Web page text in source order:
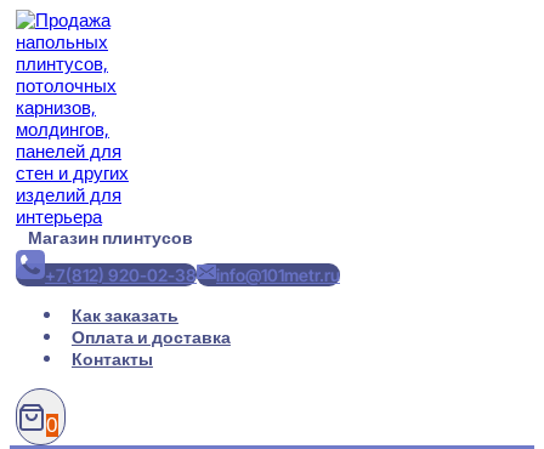
Перейти
содержимому
Магазин плинтусов
+7(812) 920-02-38
info@101metr.ru
Как заказать
Оплата и доставка
Контакты
0